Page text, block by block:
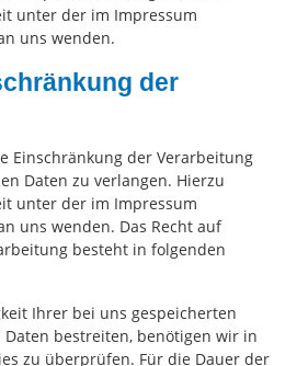
unter der im Impressum
uns wenden.
der
Einschränkung der Verarbeitung
Daten zu verlangen. Hierzu
unter der im Impressum
uns wenden. Das Recht auf
besteht in folgenden
Ihrer bei uns gespeicherten
Daten bestreiten, benötigen wir in
zu überprüfen. Für die Dauer der